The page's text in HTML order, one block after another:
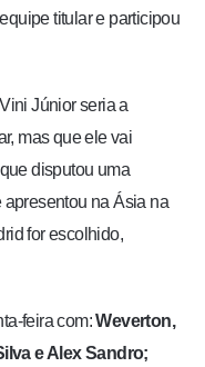
titular e participou
Júnior seria a
mas que ele vai
disputou uma
na Ásia na
for escolhido,
feira com:Weverton,
e Alex Sandro;